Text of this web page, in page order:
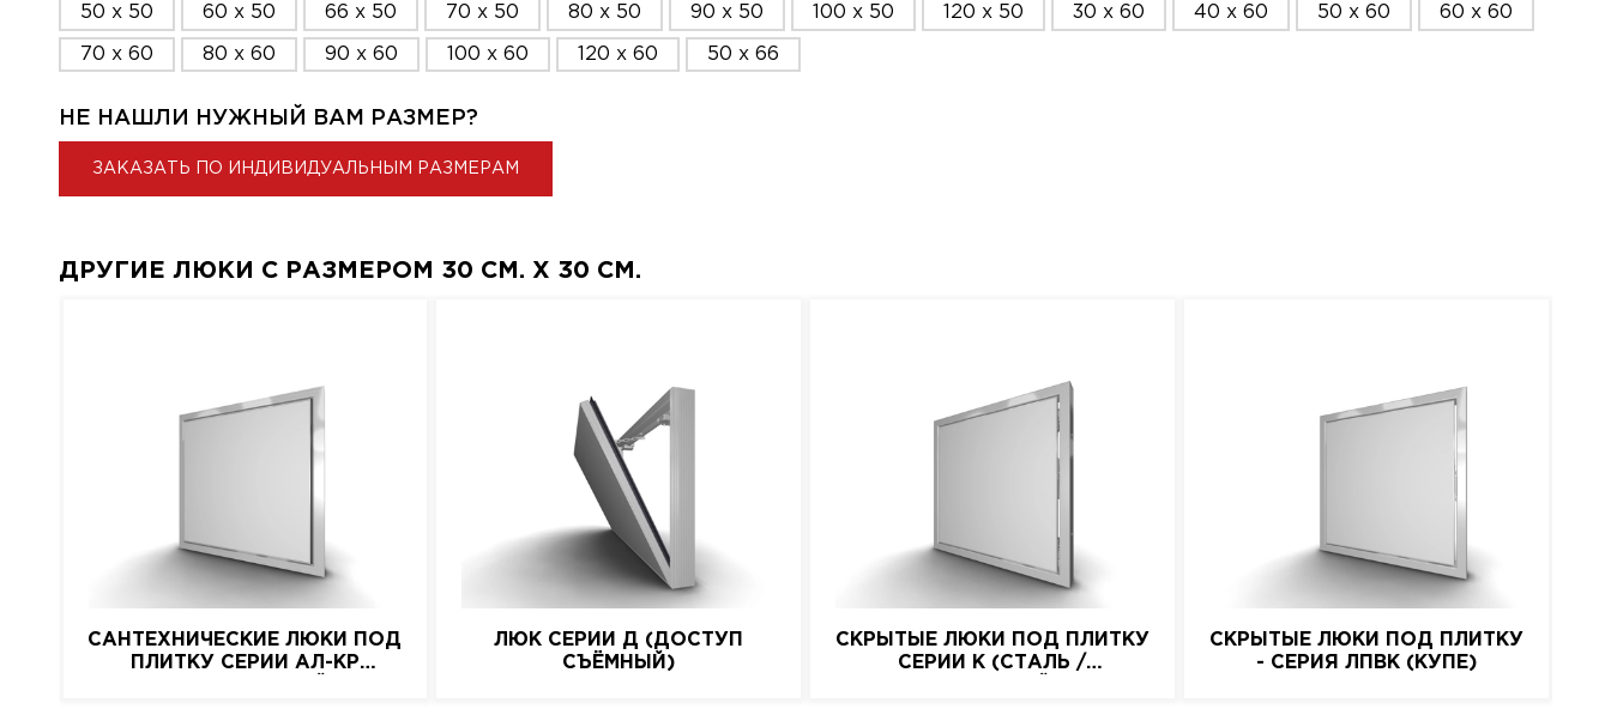
50 x 50 60 x 50 66 x 50 70 x 50 80 x 50 90 x 50 100 x 50 120 x 50 30 x 60 40 x 60 50 x 60 60 x 60
70 x 60 80 x 60 90 x 60 100 x 60 120 x 60 50 x 66
НЕ НАШЛИ НУЖНЫЙ ВАМ РАЗМЕР?
ЗАКАЗАТЬ ПО ИНДИВИДУАЛЬНЫМ РАЗМЕРАМ
ДРУГИЕ ЛЮКИ С РАЗМЕРОМ 30 СМ. X 30 СМ.
САНТЕХНИЧЕСКИЕ ЛЮКИ ПОД
ПЛИТКУ СЕРИИ АЛ-КР
ЛЮК СЕРИИ Д (ДОСТУП
СЪЁМНЫЙ)
СКРЫТЫЕ ЛЮКИ ПОД ПЛИТКУ
СЕРИИ K (СТАЛЬ /
СКРЫТЫЕ ЛЮКИ ПОД ПЛИТКУ
- СЕРИЯ ЛПВК (КУПЕ)